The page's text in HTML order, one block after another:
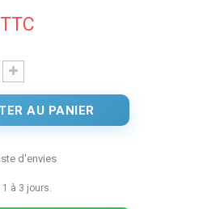
TTC
AU PANIER
d'envies
à 3 jours.